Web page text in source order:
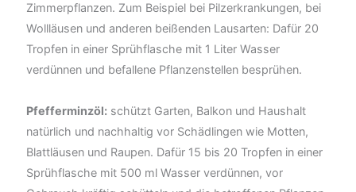
Zimmerpflanzen. Zum Beispiel bei Pilzerkrankungen, bei
Wollläusen und anderen beißenden Lausarten: Dafür 20
Tropfen in einer Sprühflasche mit 1 Liter Wasser
verdünnen und befallene Pflanzenstellen besprühen.
Pfefferminzöl: schützt Garten, Balkon und Haushalt
natürlich und nachhaltig vor Schädlingen wie Motten,
Blattläusen und Raupen. Dafür 15 bis 20 Tropfen in einer
Sprühflasche mit 500 ml Wasser verdünnen, vor